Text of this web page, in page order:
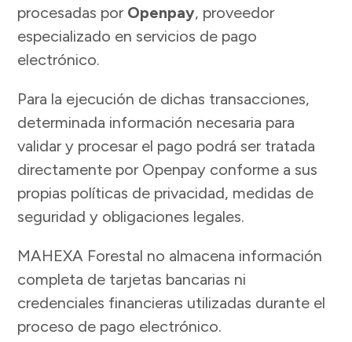
procesadas por Openpay, proveedor
especializado en servicios de pago
electrónico.
Para la ejecución de dichas transacciones,
determinada información necesaria para
validar y procesar el pago podrá ser tratada
directamente por Openpay conforme a sus
propias políticas de privacidad, medidas de
seguridad y obligaciones legales.
MAHEXA Forestal no almacena información
completa de tarjetas bancarias ni
credenciales financieras utilizadas durante el
proceso de pago electrónico.